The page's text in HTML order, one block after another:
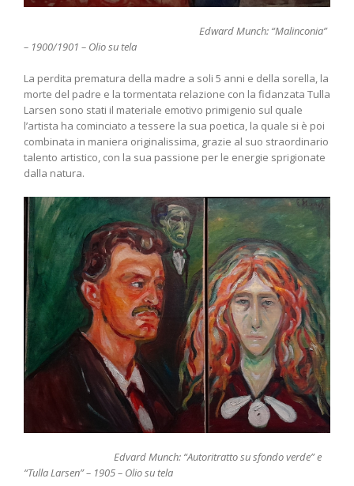
Edward Munch: “Malinconia”
– 1900/1901 – Olio su tela
La perdita prematura della madre a soli 5 anni e della sorella, la
morte del padre e la tormentata relazione con la fidanzata Tulla
Larsen sono stati il materiale emotivo primigenio sul quale
l’artista ha cominciato a tessere la sua poetica, la quale si è poi
combinata in maniera originalissima, grazie al suo straordinario
talento artistico, con la sua passione per le energie sprigionate
dalla natura.
Edvard Munch: “Autoritratto su sfondo verde” e
“Tulla Larsen” – 1905 – Olio su tela